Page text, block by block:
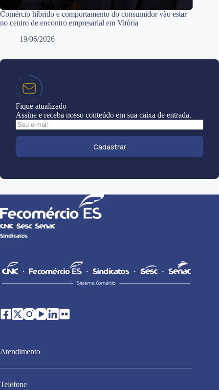
Comércio híbrido e comportamento do consumidor vão estar
no centro de encontro empresarial em Vitória
19/06/2026
Fique atualizado
Assine e receba nosso conteúdo em sua caixa de entrada.
Cadastrar
Atendimento
Telefone